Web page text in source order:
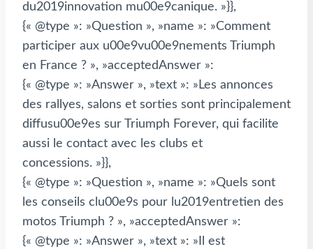
du2019innovation mu00e9canique. »}},
{« @type »: »Question », »name »: »Comment
participer aux u00e9vu00e9nements Triumph
en France ? », »acceptedAnswer »:
{« @type »: »Answer », »text »: »Les annonces
des rallyes, salons et sorties sont principalement
diffusu00e9es sur Triumph Forever, qui facilite
aussi le contact avec les clubs et
concessions. »}},
{« @type »: »Question », »name »: »Quels sont
les conseils clu00e9s pour lu2019entretien des
motos Triumph ? », »acceptedAnswer »:
{« @type »: »Answer », »text »: »Il est